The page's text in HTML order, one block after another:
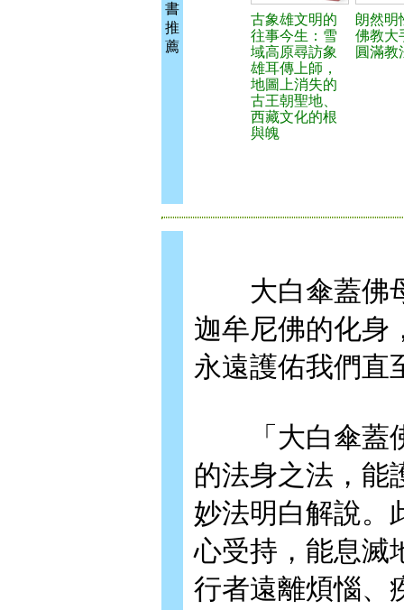
書
推
薦
古象雄文明的
往事今生：雪
域高原尋訪象
雄耳傳上師，
地圖上消失的
古王朝聖地、
西藏文化的根
與魄
朗然明
佛教大
圓滿教
大白傘蓋佛母
迦牟尼佛的化身
永遠護佑我們直
「大白傘蓋佛
的法身之法，能
妙法明白解說。
心受持，能息滅
行者遠離煩惱、